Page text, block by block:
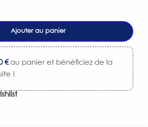
Ajouter au panier
€au panier et bénéficiez de la
!